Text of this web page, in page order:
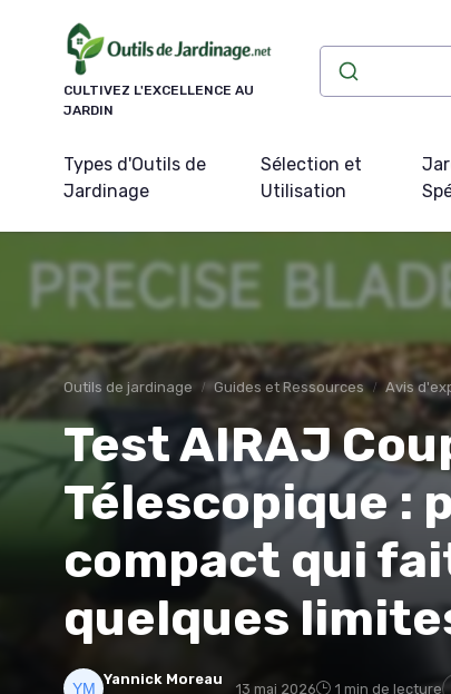
CULTIVEZ L'EXCELLENCE AU
JARDIN
Types d'Outils de
Jardinage
Sélection et
Utilisation
Outils de jardinage Guides et Ressources Avis
Test AIRAJ
Télescopique :
compact qui
quelques
Yannick Moreau
13 mai 2026 1 min de lecture